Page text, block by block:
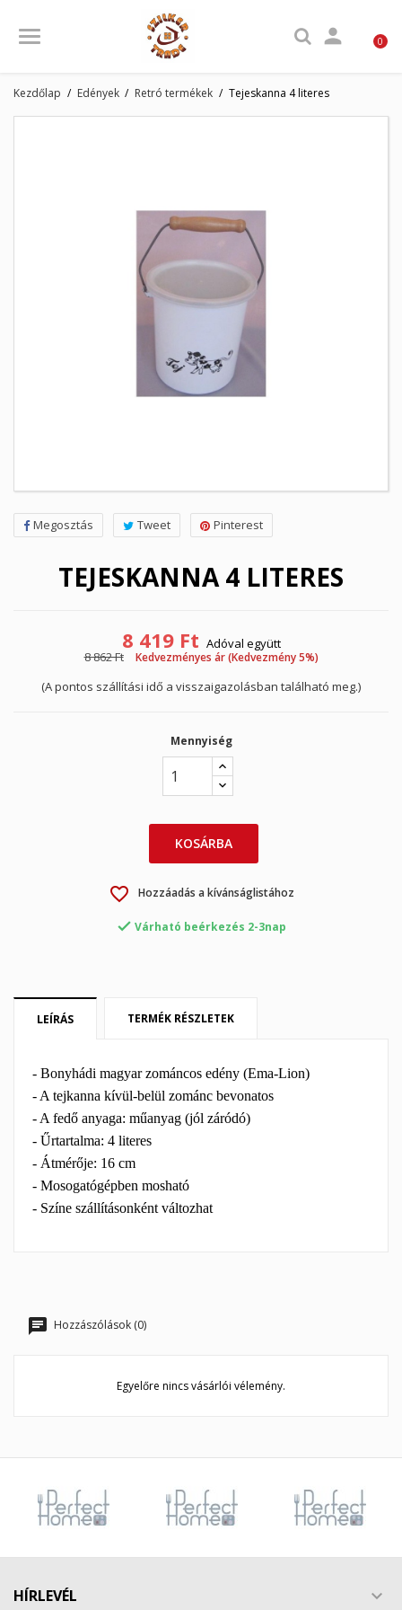
 0
Kezdőlap Edények Retró termékek Tejeskanna 4 literes
Megosztás Tweet Pinterest
TEJESKANNA 4 LITERES
8 419 Ft Adóval együtt
8 862 Ft
Kedvezményes ár (Kedvezmény 5%)
(A pontos szállítási idő a visszaigazolásban található meg.)
Mennyiség
KOSÁRBA
favorite_border Hozzáadás a kívánságlistához
 Várható beérkezés 2-3nap
LEÍRÁS TERMÉK RÉSZLETEK
- Bonyhádi magyar zománcos edény (Ema-Lion)
- A tejkanna kívül-belül zománc bevonatos
- A fedő anyaga: műanyag (jól záródó)
- Űrtartalma: 4 literes
- Átmérője: 16 cm
- Mosogatógépben mosható
- Színe szállításonként változhat
Hozzászólások (0)
Egyelőre nincs vásárlói vélemény.
HÍRLEVÉL 
My wishlists
Kívánságlista létrehozása
Kívánságlista neve
Mégsem Kívánságlista létrehozása
Bejelentkezés
Be kell jelentkezned a termékek kívánságlistába történő
Mégsem